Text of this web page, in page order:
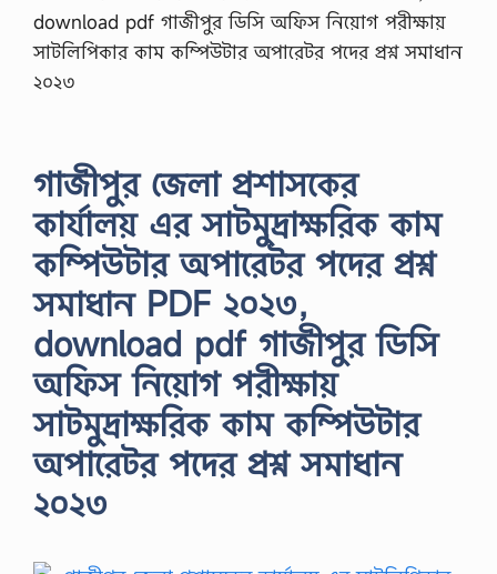
download pdf গাজীপুর ডিসি অফিস নিয়োগ পরীক্ষায়
সাটলিপিকার কাম কম্পিউটার অপারেটর পদের প্রশ্ন সমাধান
২০২৩
গাজীপুর জেলা প্রশাসকের
কার্যালয় এর সাটমুদ্রাক্ষরিক কাম
কম্পিউটার অপারেটর পদের প্রশ্ন
সমাধান PDF ২০২৩,
download pdf গাজীপুর ডিসি
অফিস নিয়োগ পরীক্ষায়
সাটমুদ্রাক্ষরিক কাম কম্পিউটার
অপারেটর পদের প্রশ্ন সমাধান
২০২৩